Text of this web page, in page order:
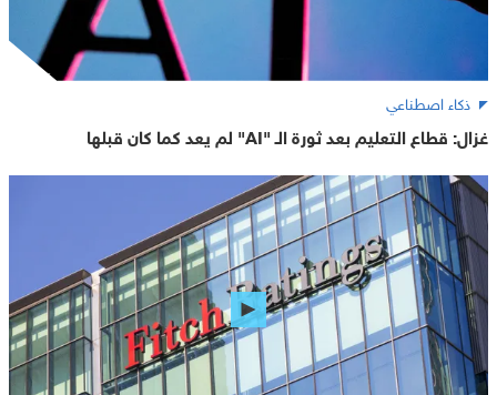
ذكاء اصطناعي
غزال: قطاع التعليم بعد ثورة الـ "AI" لم يعد كما كان قبلها